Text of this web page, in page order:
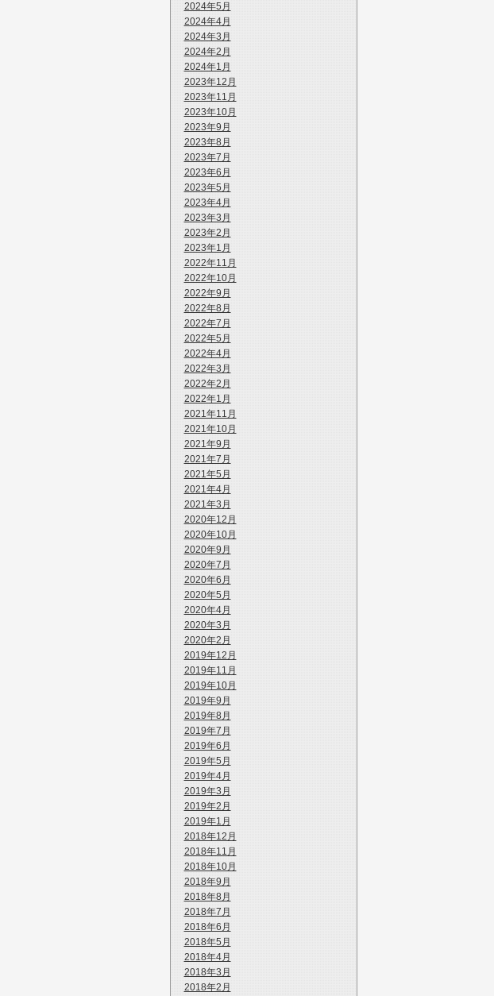
2024年5月
2024年4月
2024年3月
2024年2月
2024年1月
2023年12月
2023年11月
2023年10月
2023年9月
2023年8月
2023年7月
2023年6月
2023年5月
2023年4月
2023年3月
2023年2月
2023年1月
2022年11月
2022年10月
2022年9月
2022年8月
2022年7月
2022年5月
2022年4月
2022年3月
2022年2月
2022年1月
2021年11月
2021年10月
2021年9月
2021年7月
2021年5月
2021年4月
2021年3月
2020年12月
2020年10月
2020年9月
2020年7月
2020年6月
2020年5月
2020年4月
2020年3月
2020年2月
2019年12月
2019年11月
2019年10月
2019年9月
2019年8月
2019年7月
2019年6月
2019年5月
2019年4月
2019年3月
2019年2月
2019年1月
2018年12月
2018年11月
2018年10月
2018年9月
2018年8月
2018年7月
2018年6月
2018年5月
2018年4月
2018年3月
2018年2月